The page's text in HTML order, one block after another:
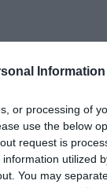
Information
or processing of
use the below
request is
utilized
You may